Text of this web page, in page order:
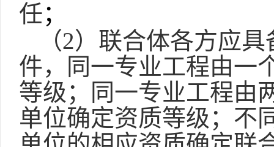
任；
（2）联合体各方应
件，同一专业工程由一
等级；同一专业工程由
单位确定资质等级；不